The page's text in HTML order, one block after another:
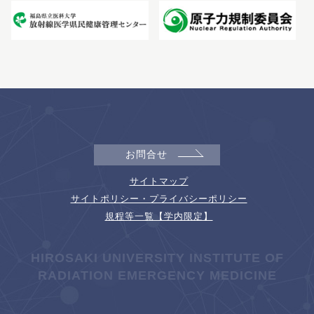
お問合せ
サイトマップ
サイトポリシー・プライバシーポリシー
規程等一覧【学内限定】
HIROSAKI UNIVERSITY INSTITUTE OF
RADIATION EMERGENCY MEDICINE